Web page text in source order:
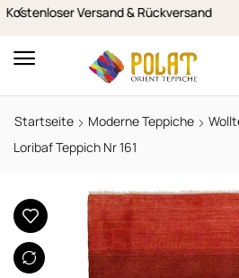
Zustellung am selben
Startseite Moderne Teppiche
Loribaf Teppich Nr 161